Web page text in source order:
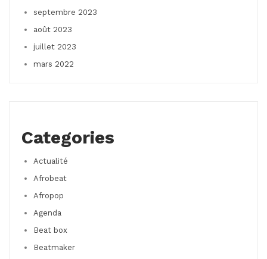
septembre 2023
août 2023
juillet 2023
mars 2022
Categories
Actualité
Afrobeat
Afropop
Agenda
Beat box
Beatmaker